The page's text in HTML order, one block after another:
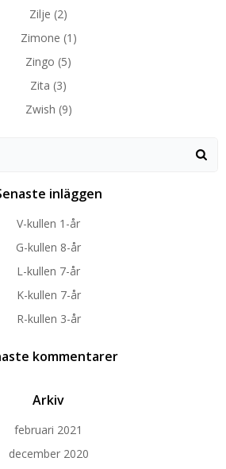
Zilje (2)
Zimone (1)
Zingo (5)
Zita (3)
Zwish (9)
inläggen
V-kullen 1-år
G-kullen 8-år
L-kullen 7-år
K-kullen 7-år
R-kullen 3-år
kommentarer
Arkiv
februari 2021
december 2020